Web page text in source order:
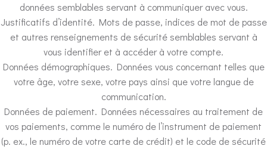
données semblables servant à communiquer avec vous.
Justificatifs d’identité. Mots de passe, indices de mot de passe
et autres renseignements de sécurité semblables servant à
vous identifier et à accéder à votre compte.
Données démographiques. Données vous concernant telles que
votre âge, votre sexe, votre pays ainsi que votre langue de
communication.
Données de paiement. Données nécessaires au traitement de
vos paiements, comme le numéro de l’instrument de paiement
(p. ex., le numéro de votre carte de crédit) et le code de sécurité